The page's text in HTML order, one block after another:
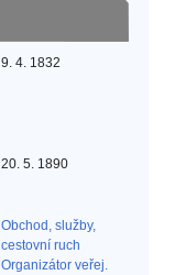
9. 4. 1832
20. 5. 1890
Obchod, služby,
cestovní ruch‎
Organizátor veřej.